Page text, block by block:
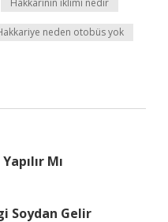
Hakkarinin iklimi nedir
neden otobüs yok
Mı
Soydan Gelir